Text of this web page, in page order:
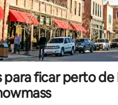
para ficar perto de